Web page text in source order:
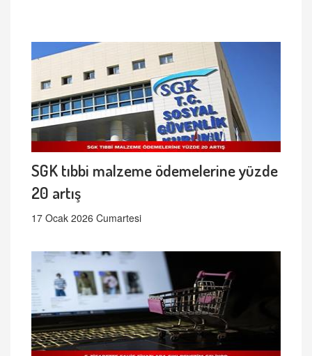
SGK tıbbi malzeme ödemelerine yüzde
20 artış
17 Ocak 2026 Cumartesi